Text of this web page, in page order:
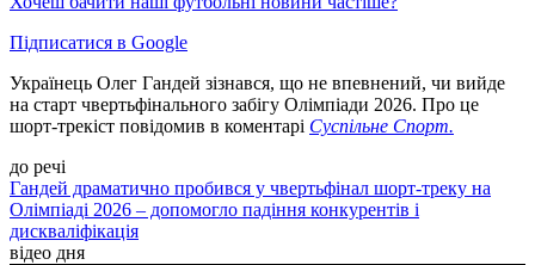
Підписатися в Google
Українець Олег Гандей зізнався, що не впевнений, чи вийде
на старт чвертьфінального забігу Олімпіади 2026. Про це
шорт-трекіст повідомив в коментарі Суспільне Спорт.
до речі
Гандей драматично пробився у чвертьфінал шорт-треку на
Олімпіаді 2026 – допомогло падіння конкурентів і
дискваліфікація
відео дня